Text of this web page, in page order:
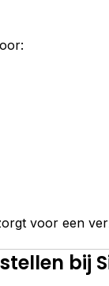
voor een
bij